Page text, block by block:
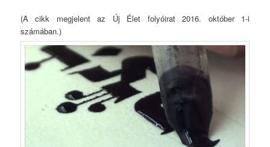
(A cikk megjelent az Új Élet folyóirat 2016. október 1-i
számában.)